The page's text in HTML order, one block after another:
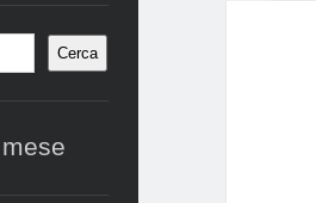
Cerca